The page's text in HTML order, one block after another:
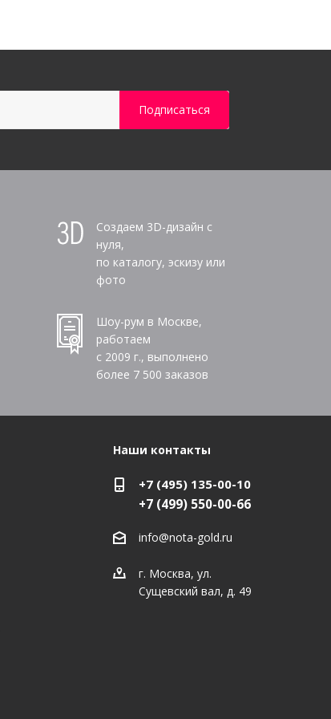
Создаем 3D-дизайн с
нуля,
по каталогу, эскизу или
фото
Шоу-рум в Москве,
работаем
с 2009 г., выполнено
более 7 500 заказов
Наши контакты
+7 (495) 135-00-10
+7 (499) 550-00-66
info@nota-gold.ru
г. Москва, ул.
Сущевский вал, д. 49